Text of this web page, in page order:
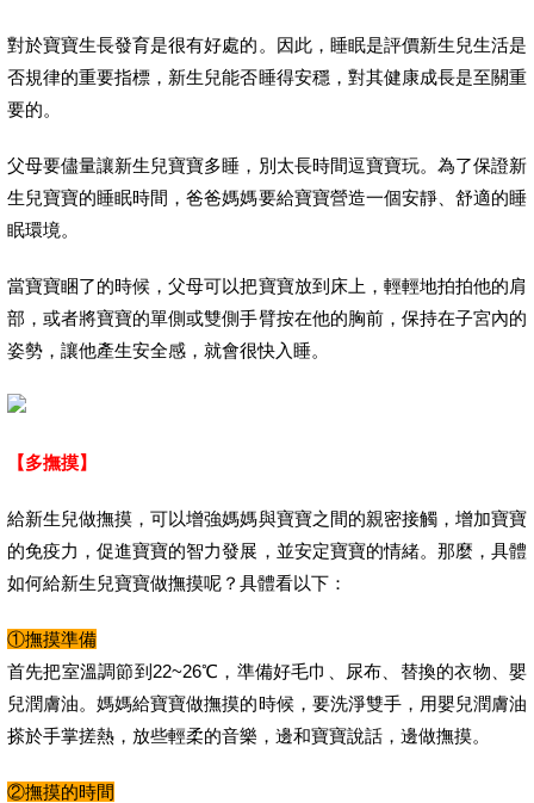
對於寶寶生長發育是很有好處的。因此，睡眠是評價新生兒生活是
否規律的重要指標，新生兒能否睡得安穩，對其健康成長是至關重
要的。
父母要儘量讓新生兒寶寶多睡，別太長時間逗寶寶玩。為了保證新
生兒寶寶的睡眠時間，爸爸媽媽要給寶寶營造一個安靜、舒適的睡
眠環境。
當寶寶睏了的時候，父母可以把寶寶放到床上，輕輕地拍拍他的肩
部，或者將寶寶的單側或雙側手臂按在他的胸前，保持在子宮內的
姿勢，讓他產生安全感，就會很快入睡。
【多撫摸】
給新生兒做撫摸，可以增強媽媽與寶寶之間的親密接觸，增加寶寶
的免疫力，促進寶寶的智力發展，並安定寶寶的情緒。那麼，具體
如何給新生兒寶寶做撫摸呢？具體看以下：
①撫摸準備
首先把室溫調節到22~26℃，準備好毛巾、尿布、替換的衣物、嬰
兒潤膚油。媽媽給寶寶做撫摸的時候，要洗淨雙手，用嬰兒潤膚油
搽於手掌搓熱，放些輕柔的音樂，邊和寶寶說話，邊做撫摸。
②撫摸的時間